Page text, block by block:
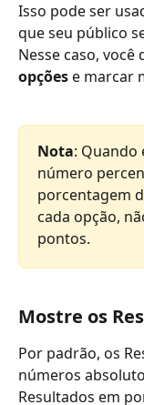
Isso pode ser
que seu público
Nesse caso, você
opções e marcar
Nota: Quando
número
porcentagem
cada opção,
pontos.
Mostre os
Por padrão, os
números
Resultados em